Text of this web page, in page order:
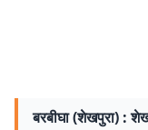
बरबीघा (शेखपुरा) :